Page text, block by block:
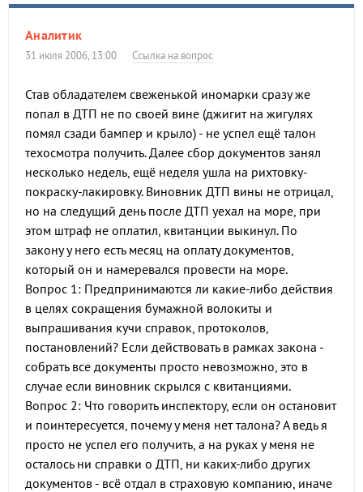
Аналитик
31 июля 2006, 13:00 Ссылка на вопрос
Став обладателем свеженькой иномарки сразу же
попал в ДТП не по своей вине (джигит на жигулях
помял сзади бампер и крыло) - не успел ещё талон
техосмотра получить. Далее сбор документов занял
несколько недель, ещё неделя ушла на рихтовку-
покраску-лакировку. Виновник ДТП вины не отрицал,
но на следущий день после ДТП уехал на море, при
этом штраф не оплатил, квитанции выкинул. По
закону у него есть месяц на оплату документов,
который он и намеревался провести на море.
Вопрос 1: Предпринимаются ли какие-либо действия
в целях сокращения бумажной волокиты и
выпрашивания кучи справок, протоколов,
постановлений? Если действовать в рамках закона -
собрать все документы просто невозможно, это в
случае если виновник скрылся с квитанциями.
Вопрос 2: Что говорить инспектору, если он остановит
и поинтересуется, почему у меня нет талона? А ведь я
просто не успел его получить, а на руках у меня не
осталось ни справки о ДТП, ни каких-либо других
документов - всё отдал в страховую компанию, иначе